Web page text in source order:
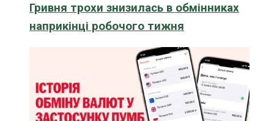
Гривня трохи знизилась в обмінниках
наприкінці робочого тижня